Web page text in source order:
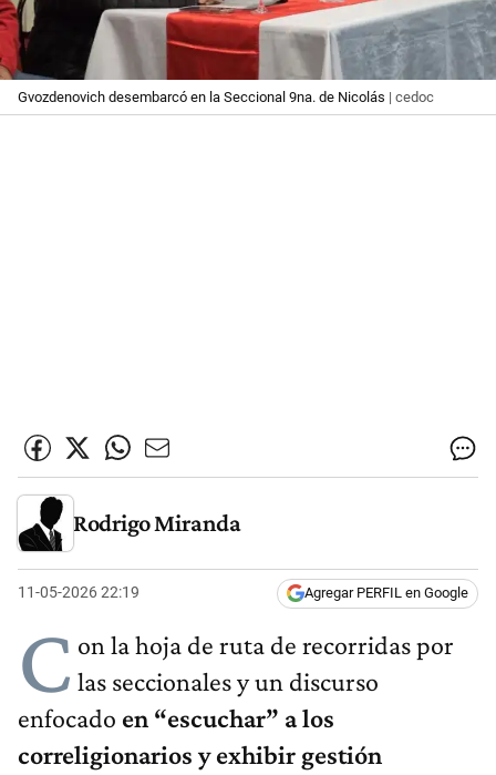
Gvozdenovich desembarcó en la Seccional 9na. de Nicolás | cedoc
Rodrigo Miranda
11-05-2026 22:19 Agregar PERFIL en Google
C on la hoja de ruta de recorridas por
las seccionales y un discurso
enfocado en “escuchar” a los
correligionarios y exhibir gestión